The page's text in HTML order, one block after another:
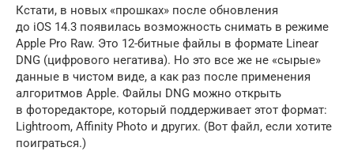
Кстати, в новых «прошках» после обновления
до iOS 14.3 появилась возможность снимать в режиме
Apple Pro Raw. Это 12-битные файлы в формате Linear
DNG (цифрового негатива). Но это все же не «сырые»
данные в чистом виде, а как раз после применения
алгоритмов Apple. Файлы DNG можно открыть
в фоторедакторе, который поддерживает этот формат:
Lightroom, Affinity Photo и других. (Вот файл, если хотите
поиграться.)